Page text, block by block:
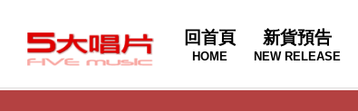
回首頁
HOME
新貨預告
NEW RELEASE